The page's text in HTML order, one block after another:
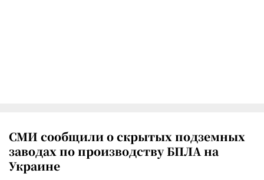
СМИ сообщили о скрытых подземных
заводах по производству БПЛА на
Украине